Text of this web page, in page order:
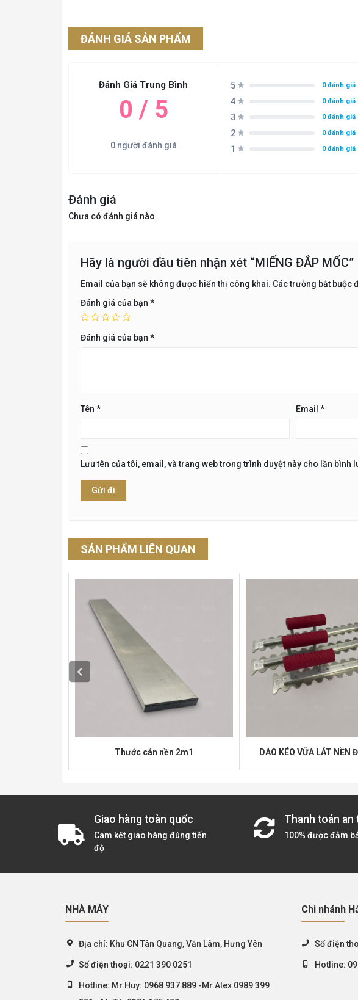
ĐÁNH GIÁ SẢN PHẨM
Đánh Giá Trung Bình
0 / 5
0 người đánh giá
5 0 đánh giá
4 0 đánh giá
3 0 đánh giá
2 0 đánh giá
1 0 đánh giá
Đánh giá
Chưa có đánh giá nào.
Hãy là người đầu tiên nhận xét “MIẾNG ĐẮP MỐC”
Email của bạn sẽ không được hiển thị công khai. Các trường bắt buộc
Đánh giá của bạn *
Đánh giá của bạn *
Tên * Email*
Lưu tên của tôi, email, và trang web trong trình duyệt này cho lần bình
SẢN PHẨM LIÊN QUAN
Thước cán nền 2m1 DAO KÉO VỮA LÁT NỀN
Giao hàng toàn quốc
Cam kết giao hàng đúng tiến
độ
Thanh toán an
100% được đảm
NHÀ MÁY
Địa chỉ: Khu CN Tân Quang, Văn Lâm, Hưng Yên
Số điện thoại: 0221 390 0251
Hotline: Mr.Huy: 0968 937 889 -Mr.Alex 0989 399
Chi nhánh
Số điện
Hotline: